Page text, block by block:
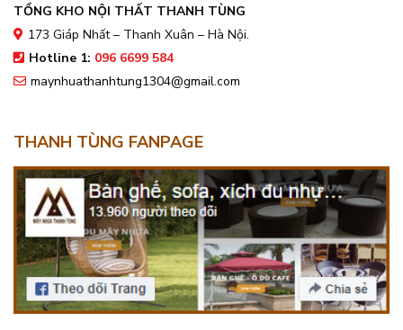
TỔNG KHO NỘI THẤT THANH TÙNG
173 Giáp Nhất – Thanh Xuân – Hà Nội.
Hotline 1: 096 6699 584
maynhuathanhtung1304@gmail.com
THANH TÙNG FANPAGE